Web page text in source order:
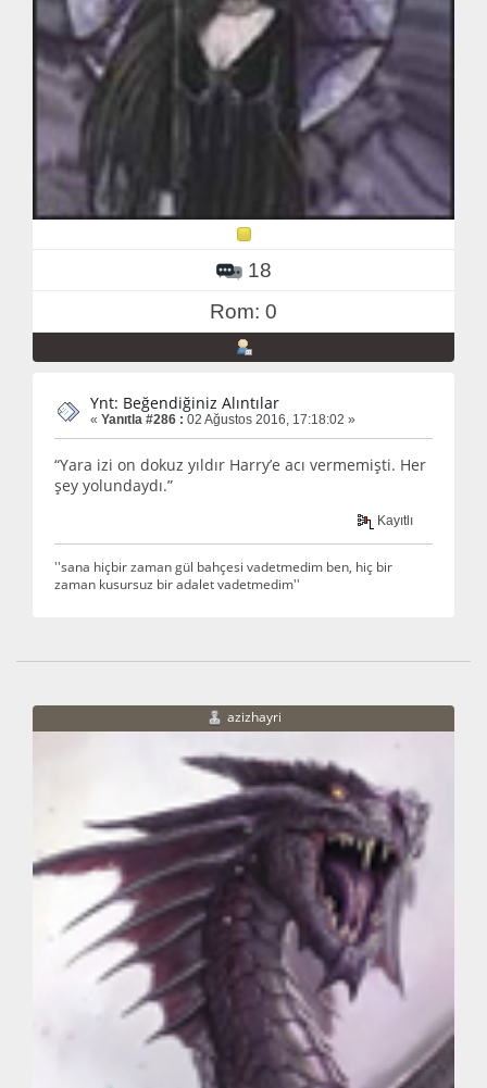
18
Rom: 0
Ynt: Beğendiğiniz Alıntılar
« Yanıtla #286 : 02 Ağustos 2016, 17:18:02 »
“Yara izi on dokuz yıldır Harry’e acı vermemişti. Her
şey yolundaydı.”
Kayıtlı
''sana hiçbir zaman gül bahçesi vadetmedim ben, hiç bir
zaman kusursuz bir adalet vadetmedim''
azizhayri